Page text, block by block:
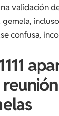
validación
confusa,